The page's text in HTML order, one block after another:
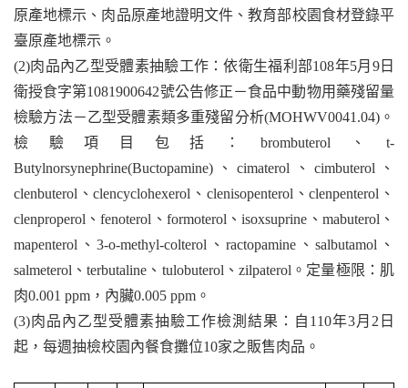
原產地標示、肉品原產地證明文件、教育部校園食材登錄平
臺原產地標示。
(2)肉品內乙型受體素抽驗工作：依衛生福利部108年5月 9日
衛授食字第1081900642號公告修正－食品中動物用藥殘留量
檢驗方法－乙型受體素類多重殘留分析(MOHWV0041.04)。
檢驗項目包括： brombuterol 、t-
Butylnorsynephrine(Buctopamine) 、cimaterol 、 cimbuterol 、
clenbuterol 、clencyclohexerol 、 clenisopenterol 、clenpenterol 、
clenproperol 、fenoterol 、 formoterol 、isoxsuprine 、 mabuterol 、
mapenterol 、3-o-methyl-colterol 、ractopamine 、salbutamol 、
salmeterol 、terbutaline 、 tulobuterol 、 zilpaterol 。定量極限：肌
肉0.001 ppm ，內臟0.005 ppm 。
(3)肉品內乙型受體素抽驗工作檢測結果：自 110年3月 2 日
起，每週抽檢校園內餐食攤位10家之販售肉品。